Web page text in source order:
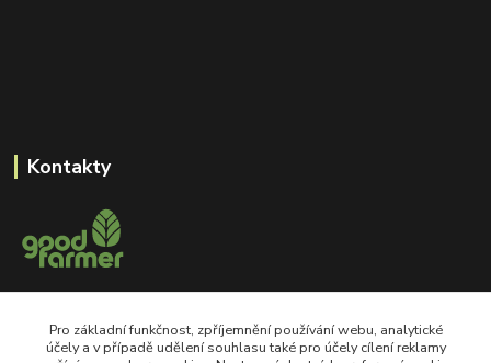
Kontakty
+420 605 550 660
Po-Pá, 8-18 hod
Pro základní funkčnost, zpříjemnění používání webu, analytické
účely a v případě udělení souhlasu také pro účely cílení reklamy